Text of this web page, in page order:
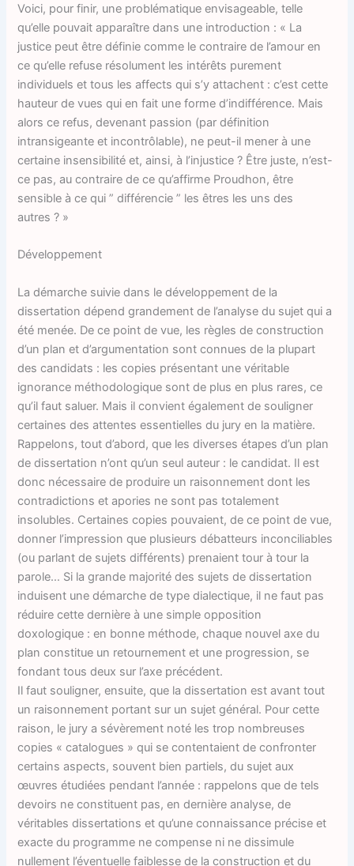
Voici, pour finir, une problématique envisageable, telle
qu’elle pouvait apparaître dans une introduction : « La
justice peut être définie comme le contraire de l’amour en
ce qu’elle refuse résolument les intérêts purement
individuels et tous les affects qui s’y attachent : c’est cette
hauteur de vues qui en fait une forme d’indifférence. Mais
alors ce refus, devenant passion (par définition
intransigeante et incontrôlable), ne peut-il mener à une
certaine insensibilité et, ainsi, à l’injustice ? Être juste, n’est-
ce pas, au contraire de ce qu’affirme Proudhon, être
sensible à ce qui ” différencie ” les êtres les uns des
autres ? »
Développement
La démarche suivie dans le développement de la
dissertation dépend grandement de l’analyse du sujet qui a
été menée. De ce point de vue, les règles de construction
d’un plan et d’argumentation sont connues de la plupart
des candidats : les copies présentant une véritable
ignorance méthodologique sont de plus en plus rares, ce
qu’il faut saluer. Mais il convient également de souligner
certaines des attentes essentielles du jury en la matière.
Rappelons, tout d’abord, que les diverses étapes d’un plan
de dissertation n’ont qu’un seul auteur : le candidat. Il est
donc nécessaire de produire un raisonnement dont les
contradictions et apories ne sont pas totalement
insolubles. Certaines copies pouvaient, de ce point de vue,
donner l’impression que plusieurs débatteurs inconciliables
(ou parlant de sujets différents) prenaient tour à tour la
parole… Si la grande majorité des sujets de dissertation
induisent une démarche de type dialectique, il ne faut pas
réduire cette dernière à une simple opposition
doxologique : en bonne méthode, chaque nouvel axe du
plan constitue un retournement et une progression, se
fondant tous deux sur l’axe précédent.
Il faut souligner, ensuite, que la dissertation est avant tout
un raisonnement portant sur un sujet général. Pour cette
raison, le jury a sévèrement noté les trop nombreuses
copies « catalogues » qui se contentaient de confronter
certains aspects, souvent bien partiels, du sujet aux
œuvres étudiées pendant l’année : rappelons que de tels
devoirs ne constituent pas, en dernière analyse, de
véritables dissertations et qu’une connaissance précise et
exacte du programme ne compense ni ne dissimule
nullement l’éventuelle faiblesse de la construction et du